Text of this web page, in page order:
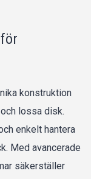
konstruktion
lossa disk.
enkelt hantera
Med avancerade
säkerställer